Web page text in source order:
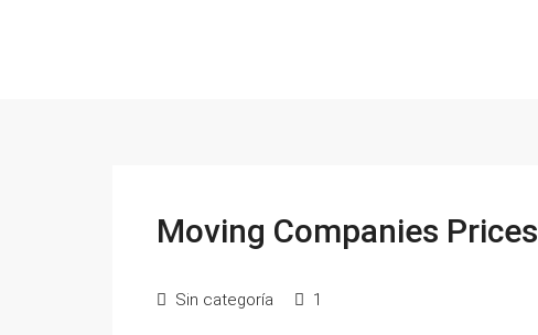
Moving Companies Prices
Sin categoría 1